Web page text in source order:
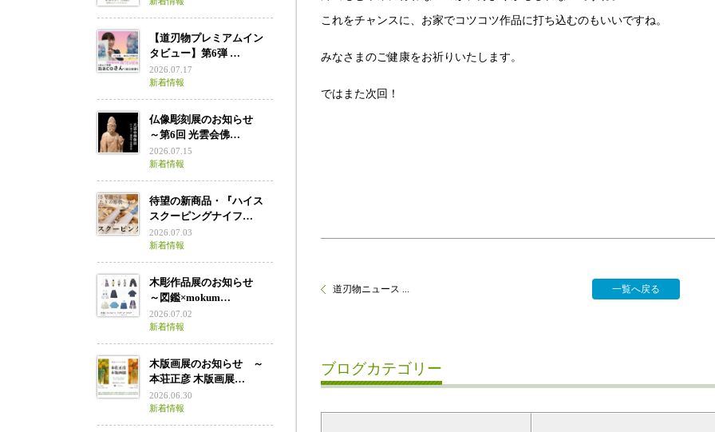
これをチャンスに、お家でコツコツ作品に打ち込むのもいいですね。
みなさまのご健康をお祈りいたします。
ではまた次回！
道刃物ニュース ... 一覧へ戻る
ブログカテゴリー
【道刃物プレミアムイン
タビュー】第6弾 …
2026.07.17
新着情報
仏像彫刻展のお知らせ
～第6回 光雲会佛…
2026.07.15
新着情報
待望の新商品・『ハイス
スクーピングナイフ…
2026.07.03
新着情報
木彫作品展のお知らせ
～図鑑×mokum…
2026.07.02
新着情報
木版画展のお知らせ ～
本荘正彦 木版画展…
2026.06.30
新着情報